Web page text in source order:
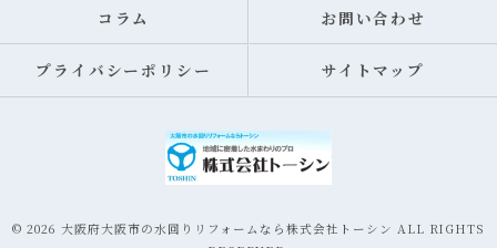
コラム お問い合わせ
プライバシーポリシー サイトマップ
© 2026 大阪府大阪市の水回りリフォームなら株式会社トーシン ALL RIGHTS